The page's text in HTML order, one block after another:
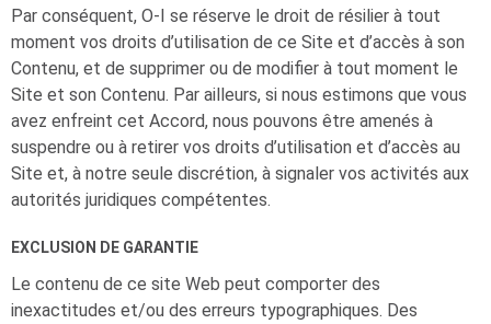
Par conséquent, O-I se réserve le droit de résilier à tout
moment vos droits d’utilisation de ce Site et d’accès à son
Contenu, et de supprimer ou de modifier à tout moment le
Site et son Contenu. Par ailleurs, si nous estimons que vous
avez enfreint cet Accord, nous pouvons être amenés à
suspendre ou à retirer vos droits d’utilisation et d’accès au
Site et, à notre seule discrétion, à signaler vos activités aux
autorités juridiques compétentes.
EXCLUSION DE GARANTIE
Le contenu de ce site Web peut comporter des
inexactitudes et/ou des erreurs typographiques. Des